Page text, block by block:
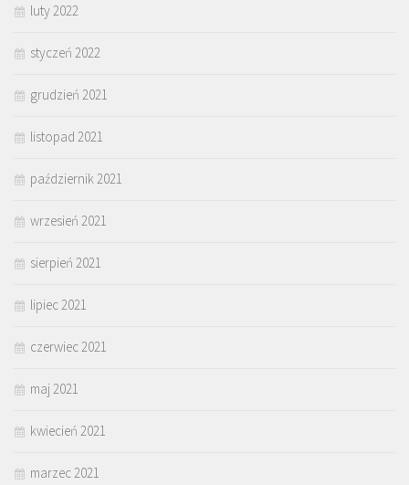
luty 2022
styczeń 2022
grudzień 2021
listopad 2021
październik 2021
wrzesień 2021
sierpień 2021
lipiec 2021
czerwiec 2021
maj 2021
kwiecień 2021
marzec 2021